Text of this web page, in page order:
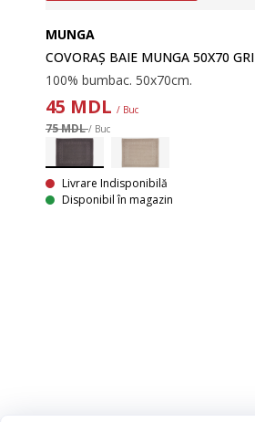
MUNGA
COVORAȘ BAIE MUNGA 50X70 GRI
100% bumbac. 50x70cm.
45 MDL / Buc
75 MDL/ Buc
Livrare Indisponibilă
Disponibil în magazin